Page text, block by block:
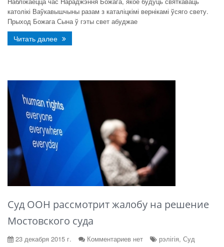
католікі Ваўкавышчыны разам з каталіцкімі вернікамі ўсяго свету.
Прыход Божага Сына ў гэты свет абуджае
Читать далее
Cуд ООН рассмотрит жалобу на решение
Мостовского суда
23 декабря 2015 г. Комментариев нет рэлігія, Суд